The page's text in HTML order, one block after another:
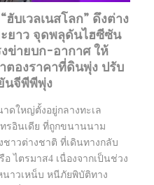
บเวลเนสโลก” ดึงต่าง
ยาว จุดพลุดันไฮซีซัน
ข่ายบก-อากาศ ให้
ตองราคาที่ดินพุ่ง ปรับ
นจีพีพีพุ่ง
าดใหญ่ตั้งอยู่กลางทะเล
รอินเดีย ที่ถูกขนานนาม
าวต่างชาติ ที่เดินทางกลับ
ไตรมาส4 เนื่องจากเป็นช่วง
นาวเหน็บ หนีภัยพิบัติทาง